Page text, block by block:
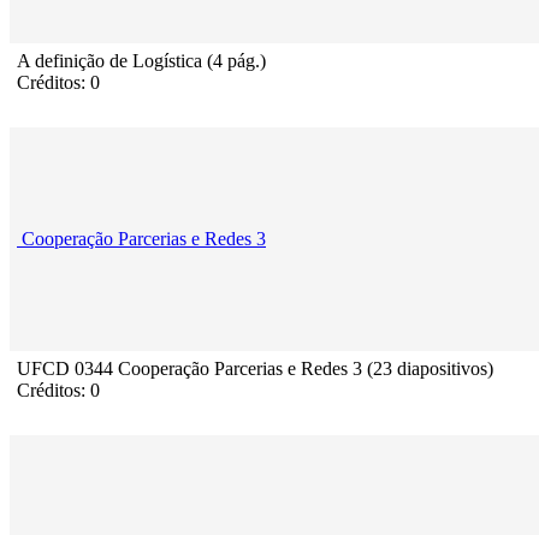
A definição de Logística (4 pág.)
Créditos: 0
Cooperação Parcerias e Redes 3
UFCD 0344 Cooperação Parcerias e Redes 3 (23 diapositivos)
Créditos: 0